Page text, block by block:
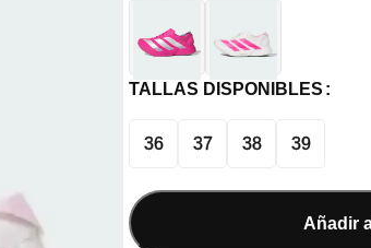
TALLAS DISPONIBLES
36 37 38 39
Añadir